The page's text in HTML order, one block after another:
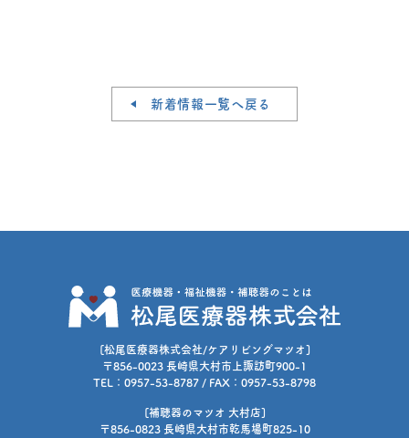
新着情報一覧へ戻る
[松尾医療器株式会社/ケアリビングマツオ]
〒856-0023 長崎県大村市上諏訪町900-1
TEL：0957-53-8787 / FAX：0957-53-8798
[補聴器のマツオ 大村店]
〒856-0823 長崎県大村市乾馬場町825-10